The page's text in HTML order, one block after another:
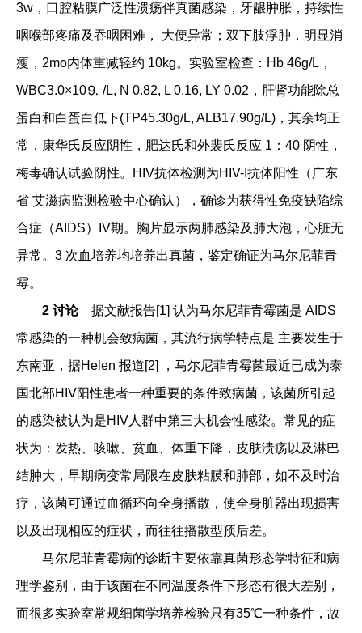
3w，口腔粘膜广泛性溃疡伴真菌感染，牙龈肿胀，持续性
咽喉部疼痛及吞咽困难， 大便异常；双下肢浮肿，明显消
瘦，2mo内体重减轻约 10kg。实验室检查：Hb 46g/L，
WBC3.0×10⒐ /L, N 0.82, L 0.16, LY 0.02，肝肾功能除总
蛋白和白蛋白低下(TP45.30g/L, ALB17.90g/L)，其余均正
常，康华氏反应阴性，肥达氏和外裴氏反应 1：40 阴性，
梅毒确认试验阴性。HIV抗体检测为HIV-I抗体阳性（广东
省 艾滋病监测检验中心确认），确诊为获得性免疫缺陷综
合症（AIDS）IV期。胸片显示两肺感染及肺大泡，心脏无
异常。3 次血培养均培养出真菌，鉴定确证为马尔尼菲青
霉。
2 讨论
据文献报告[1] 认为马尔尼菲青霉菌是 AIDS
常感染的一种机会致病菌，其流行病学特点是 主要发生于
东南亚，据Helen 报道[2] ，马尔尼菲青霉菌最近已成为泰
国北部HIV阳性患者一种重要的条件致病菌，该菌所引起
的感染被认为是HIV人群中第三大机会性感染。常见的症
状为：发热、咳嗽、贫血、体重下降，皮肤溃疡以及淋巴
结肿大，早期病变常局限在皮肤粘膜和肺部，如不及时治
疗，该菌可通过血循环向全身播散，使全身脏器出现损害
以及出现相应的症状，而往往播散型预后差。
马尔尼菲青霉病的诊断主要依靠真菌形态学特征和病
理学鉴别，由于该菌在不同温度条件下形态有很大差别，
而很多实验室常规细菌学培养检验只有35℃一种条件，故